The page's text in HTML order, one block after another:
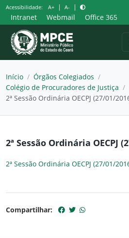
Pular
para
o
conteúdo
Acessibilidade: A+ | A- |
Intranet Webmail Office 365
Início / Órgãos Colegiados /
Colégio de Procuradores de Justiça /
2ª Sessão Ordinária OECPJ (27/01/
2ª Sessão Ordinária OECPJ
2ª Sessão Ordinária OECPJ (27/01/
Compartilhar: